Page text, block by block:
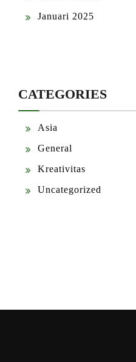
Januari 2025
CATEGORIES
Asia
General
Kreativitas
Uncategorized